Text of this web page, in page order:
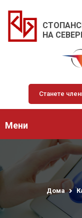
НА
Станете
Мени
Дома